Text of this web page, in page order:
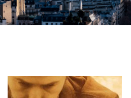
Horror
Misdaad